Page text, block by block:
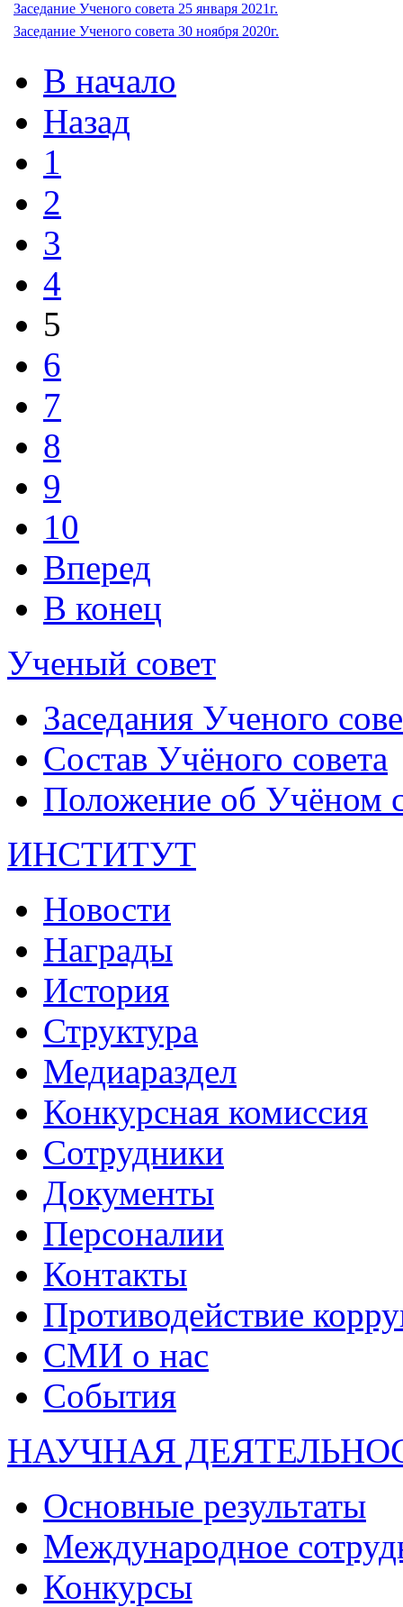
Заседание Ученого совета 25 января 2021г.
Заседание Ученого совета 30 ноября 2020г.
В начало
Назад
1
2
3
4
5
6
7
8
9
10
Вперед
В конец
Ученый совет
Заседания Ученого
Состав Учёного совета
Положение об Учёном
ИНСТИТУТ
Новости
Награды
История
Структура
Медиараздел
Конкурсная комиссия
Сотрудники
Документы
Персоналии
Контакты
Противодействие
СМИ о нас
События
НАУЧНАЯ
Основные результаты
Международное
Конкурсы